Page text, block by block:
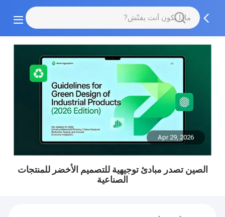
Apr 29, 2026
الصين تصدر مبادئ توجيهية للتصميم الأخضر للمنتجات
الصناعية